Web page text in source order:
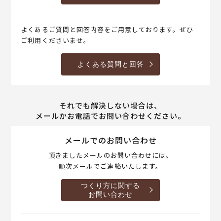
よくあるご質問と回答内容をご用意しております。ぜひ
ご利用くださいませ。
よくある質問と回答
それでも解決しない場合は、
メールかお電話でお問い合わせください。
メールでのお問い合わせ
頂きましたメールのお問い合わせには、
順次メールでご連絡いたします。
つくり方に関する
お問い合わせ